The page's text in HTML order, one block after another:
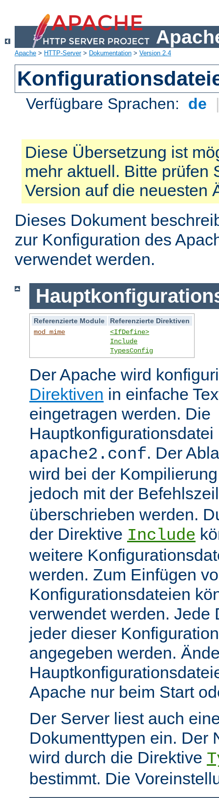
Apache > HTTP-Server> Dokumentation > Version 2.4
Verfügbare Sprachen: de
Diese Übersetzung ist
mehr aktuell. Bitte prüfen
Version auf die neuesten
Dieses Dokument
zur Konfiguration des
verwendet werden.
Referenzierte Module
Referenzierte Direktiven
mod_mime
<IfDefine>
Include
TypesConfig
Der Apache wird
Direktiven in einfache
eingetragen werden. Die
apache2.conf. Der
wird bei der
jedoch mit der
überschrieben werden.
der Direktive Include
weitere
werden. Zum Einfügen
Konfigurationsdateien
verwendet werden. Jede
jeder dieser
angegeben werden.
Apache nur beim Start
Der Server liest auch
Dokumenttypen ein. Der
wird durch die Direktive
bestimmt. Die